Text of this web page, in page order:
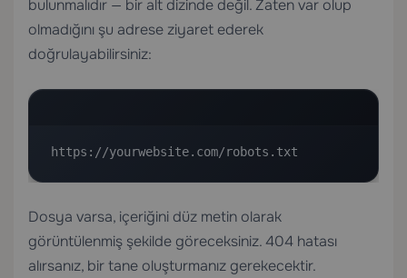
bulunmalıdır — bir alt dizinde değil. Zaten var olup
olmadığını şu adrese ziyaret ederek
doğrulayabilirsiniz:
https://yourwebsite.com/robots.txt
Dosya varsa, içeriğini düz metin olarak
görüntülenmiş şekilde göreceksiniz. 404 hatası
alırsanız, bir tane oluşturmanız gerekecektir.